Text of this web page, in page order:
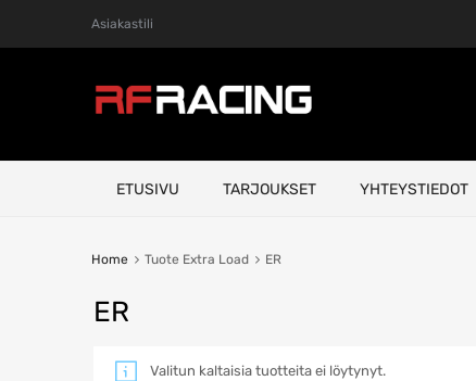
Asiakastili
ETUSIVU TARJOUKSET YHTEYSTIEDOT
Home Tuote Extra Load ER
ER
Valitun kaltaisia tuotteita ei löytynyt.